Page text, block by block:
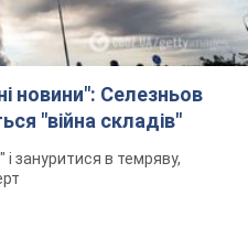
новини": Селезньов
"війна складів"
зануритися в темряву,